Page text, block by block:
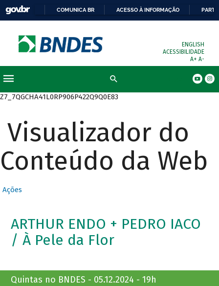
COMUNICA BR ACESSO À INFORMAÇÃO
ENGLISH
ACESSIBILIDADE
A+ A-
Z7_7QGCHA41L0RP906P422Q9Q0E83
Visualizador do
Conteúdo da Web
Ações
ARTHUR ENDO + PEDRO IACO
/ À Pele da Flor
Quintas no BNDES - 05.12.2024 - 19h